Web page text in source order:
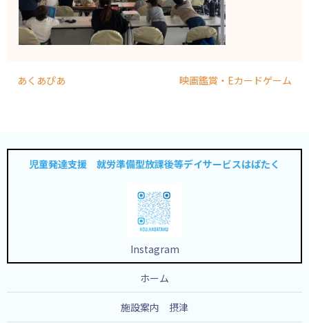
あくあぴあ 映画鑑賞・Eカードゲーム
児童発達支援 就労準備型放課後等デイサービスはばたく
Instagram
ホーム
施設案内 摂津